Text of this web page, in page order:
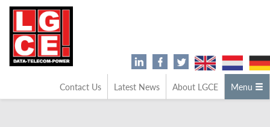
Contact Us Latest News About LGCE Menu